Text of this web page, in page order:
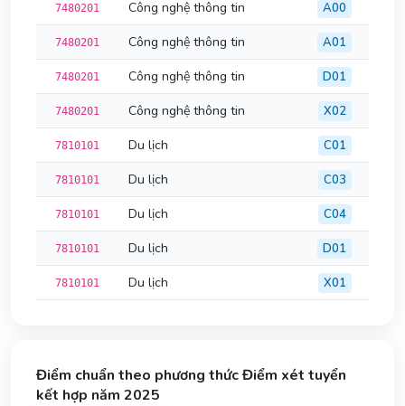
7480201 Công nghệ thông tin A00
7480201 Công nghệ thông tin A01
7480201 Công nghệ thông tin D01
7480201 Công nghệ thông tin X02
7810101 Du lịch C01
7810101 Du lịch C03
7810101 Du lịch C04
7810101 Du lịch D01
7810101 Du lịch X01
Điểm chuẩn theo phương thức Điểm xét tuyển
kết hợp năm 2025